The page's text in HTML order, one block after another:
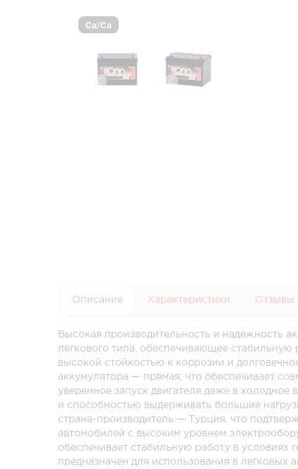
Ca/Ca
Описание Характеристики Отзывы
Высокая производительность и надежность
легкового типа, обеспечивающее стабильную
высокой стойкостью к коррозии и
аккумулятора — прямая, что обеспечивает
уверенное запуск двигателя даже в
и способностью выдерживать большие
страна-производитель — Турция, что
автомобилей с высоким уровнем
обеспечивает стабильную работу в условиях
предназначен для использования в